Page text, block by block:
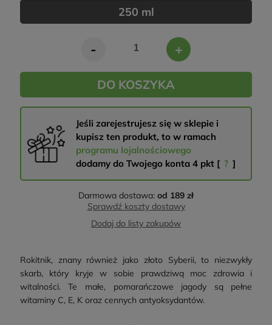
250 ml
- +
DO KOSZYKA
Jeśli zarejestrujesz się w sklepie i
kupisz ten produkt, to w ramach
programu lojalnościowego
dodamy do Twojego konta 4pkt [ ? ]
Darmowa dostawa: od 189 zł
Sprawdź koszty dostawy
Dodaj do listy zakupów
Rokitnik, znany również jako złoto Syberii, to niezwykły
skarb, który kryje w sobie prawdziwą moc zdrowia i
witalności. Te małe, pomarańczowe jagody są pełne
witaminy C, E, K oraz cennych antyoksydantów.